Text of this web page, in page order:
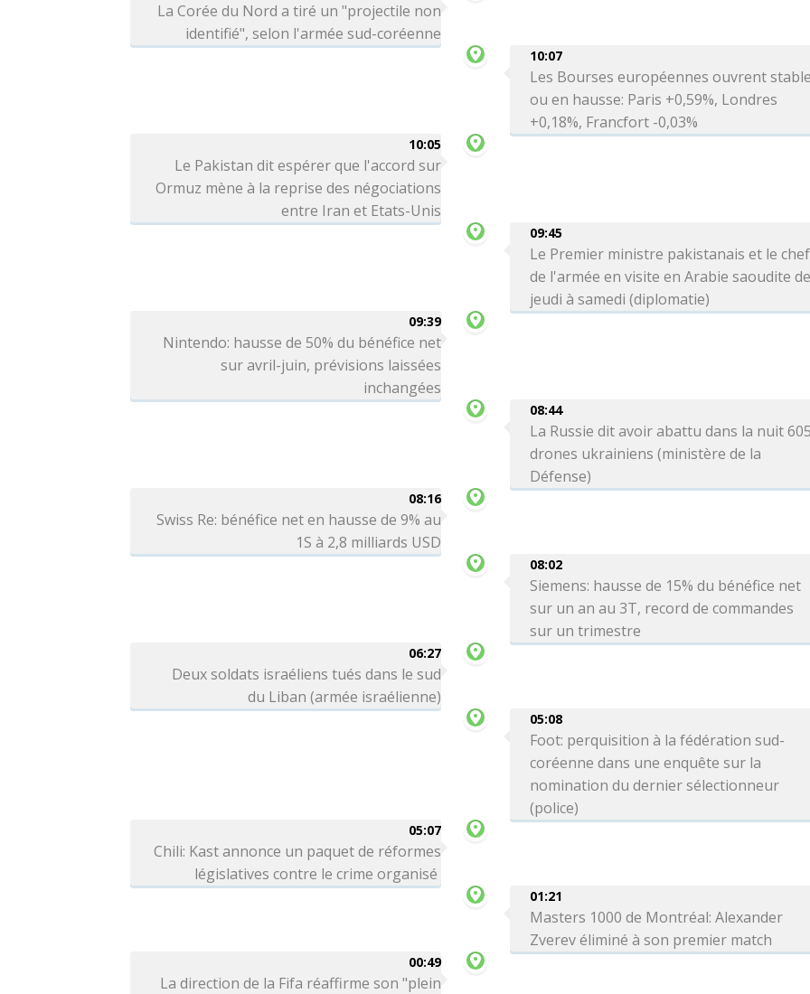
La Corée du Nord a tiré un "projectile non
identifié", selon l'armée sud-coréenne
10:07
Les Bourses européennes ouvrent
ou en hausse: Paris +0,59%, Londres
+0,18%, Francfort -0,03%
10:05
Le Pakistan dit espérer que l'accord sur
Ormuz mène à la reprise des négociations
entre Iran et Etats-Unis
09:45
Le Premier ministre pakistanais et le chef
de l'armée en visite en Arabie saoudite
jeudi à samedi (diplomatie)
09:39
Nintendo: hausse de 50% du bénéfice net
sur avril-juin, prévisions laissées
inchangées
08:44
La Russie dit avoir abattu dans la nuit
drones ukrainiens (ministère de la
Défense)
08:16
Swiss Re: bénéfice net en hausse de 9% au
1S à 2,8 milliards USD
08:02
Siemens: hausse de 15% du bénéfice net
sur un an au 3T, record de commandes
sur un trimestre
06:27
Deux soldats israéliens tués dans le sud
du Liban (armée israélienne)
05:08
Foot: perquisition à la fédération sud-
coréenne dans une enquête sur la
nomination du dernier sélectionneur
(police)
05:07
Chili: Kast annonce un paquet de réformes
législatives contre le crime organisé
01:21
Masters 1000 de Montréal: Alexander
Zverev éliminé à son premier match
00:49
La direction de la Fifa réaffirme son "plein